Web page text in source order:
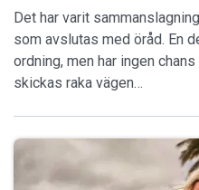
Det har varit
som avslutas med öråd. En
ordning, men har ingen
skickas raka vägen…